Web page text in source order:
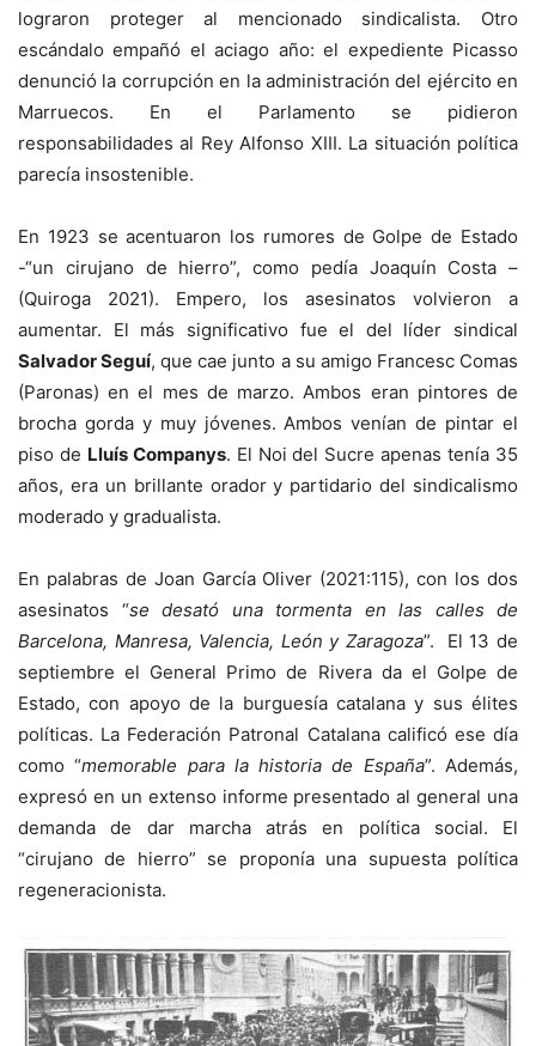
lograron proteger al mencionado sindicalista. Otro
escándalo empañó el aciago año: el expediente Picasso
denunció la corrupción en la administración del ejército en
Marruecos. En el Parlamento se pidieron
responsabilidades al Rey Alfonso XIII. La situación política
parecía insostenible.
En 1923 se acentuaron los rumores de Golpe de Estado
-“un cirujano de hierro”, como pedía Joaquín Costa –
(Quiroga 2021). Empero, los asesinatos volvieron a
aumentar. El más significativo fue el del líder sindical
Salvador Seguí, que cae junto a su amigo Francesc Comas
(Paronas) en el mes de marzo. Ambos eran pintores de
brocha gorda y muy jóvenes. Ambos venían de pintar el
piso de Lluís Companys. El Noi del Sucre apenas tenía 35
años, era un brillante orador y partidario del sindicalismo
moderado y gradualista.
En palabras de Joan García Oliver (2021:115), con los dos
asesinatos “se desató una tormenta en las calles de
Barcelona, Manresa, Valencia, León y Zaragoza”. El 13 de
septiembre el General Primo de Rivera da el Golpe de
Estado, con apoyo de la burguesía catalana y sus élites
políticas. La Federación Patronal Catalana calificó ese día
como “memorable para la historia de España”. Además,
expresó en un extenso informe presentado al general una
demanda de dar marcha atrás en política social. El
“cirujano de hierro” se proponía una supuesta política
regeneracionista.